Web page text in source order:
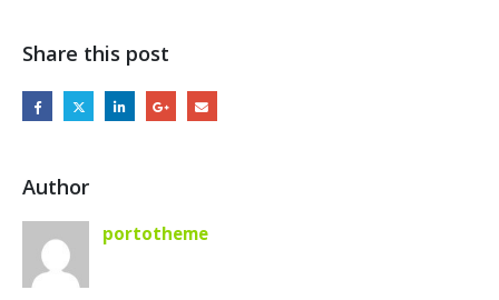
Share this post
Author
portotheme